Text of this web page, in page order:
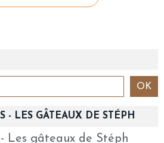
- LES GÂTEAUX DE STÉPH